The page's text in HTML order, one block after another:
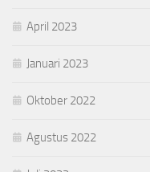
April 2023
Januari 2023
Oktober 2022
Agustus 2022